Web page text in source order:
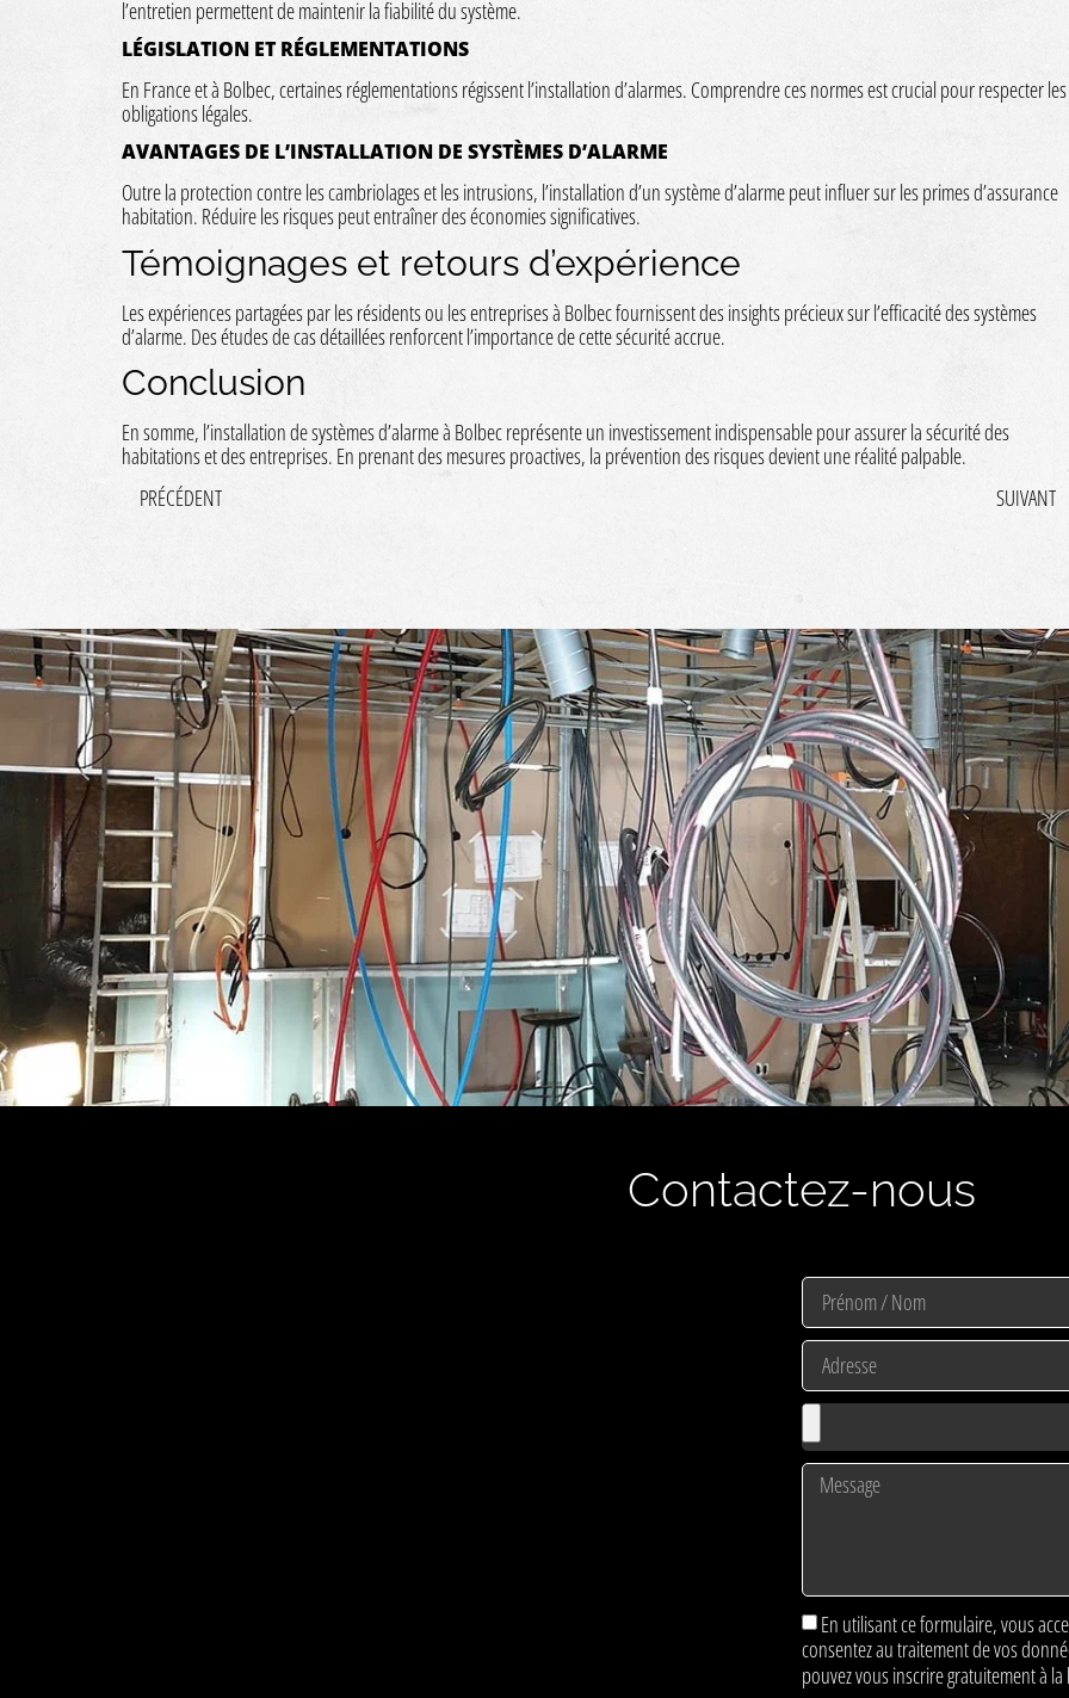
l’entretien permettent de maintenir la fiabilité du système.
LÉGISLATION ET RÉGLEMENTATIONS
En France et à Bolbec, certaines réglementations régissent l’installation d’alarmes. Comprendre ces normes est crucial pour respecter les
obligations légales.
AVANTAGES DE L’INSTALLATION DE SYSTÈMES D’ALARME
Outre la protection contre les cambriolages et les intrusions, l’installation d’un système d’alarme peut influer sur les primes d’assurance
habitation. Réduire les risques peut entraîner des économies significatives.
Témoignages et retours d’expérience
Les expériences partagées par les résidents ou les entreprises à Bolbec fournissent des insights précieux sur l’efficacité des systèmes
d’alarme. Des études de cas détaillées renforcent l’importance de cette sécurité accrue.
Conclusion
En somme, l’installation de systèmes d’alarme à Bolbec représente un investissement indispensable pour assurer la sécurité des
habitations et des entreprises. En prenant des mesures proactives, la prévention des risques devient une réalité palpable.
PRÉCÉDENT
SUIVANT
Contactez-nous
En utilisant ce formulaire, vous
consentez au traitement de vos
pouvez vous inscrire gratuitement à